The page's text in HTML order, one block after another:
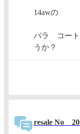
14awの
バラ コート
うか？
resale No